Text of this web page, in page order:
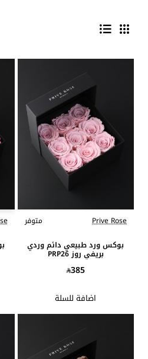
Prive Rose
متوفر
بوكس ورد طبيعي دائم وردي
بريفي روز PRP26
385
اضافة للسلة